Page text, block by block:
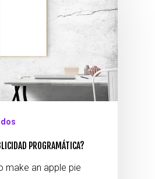
PROGRAMÁTICA?
make an apple pie